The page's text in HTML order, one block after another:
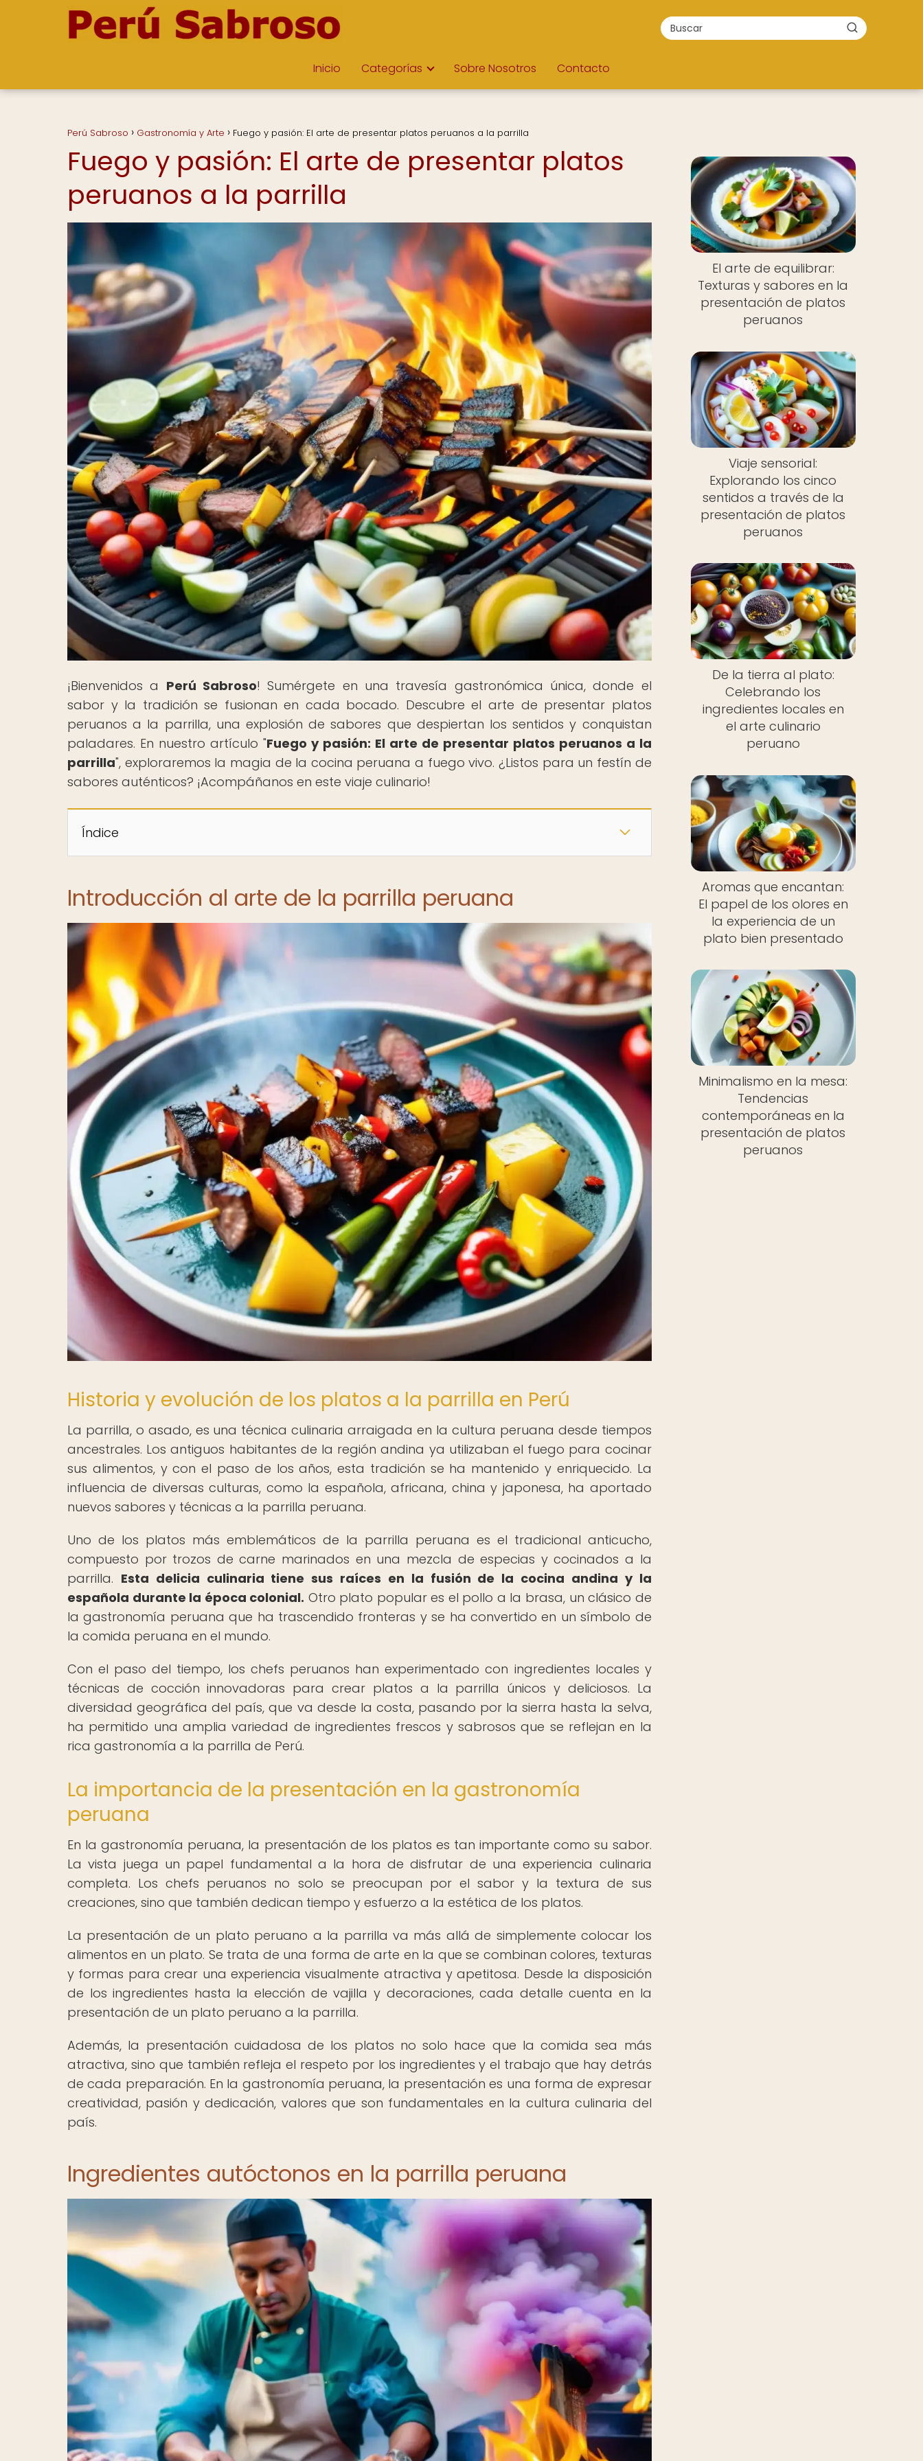
Inicio Categorías Sobre Nosotros Contacto
Perú Sabroso Gastronomía y Arte Fuego y pasión: El arte de presentar platos peruanos a la parrilla
Fuego y pasión: El arte de presentar platos
peruanos a la parrilla
¡Bienvenidos a Perú Sabroso! Sumérgete en una travesía gastronómica única, donde el
sabor y la tradición se fusionan en cada bocado. Descubre el arte de presentar platos
peruanos a la parrilla, una explosión de sabores que despiertan los sentidos y conquistan
paladares. En nuestro artículo "Fuego y pasión: El arte de presentar platos peruanos a la
parrilla", exploraremos la magia de la cocina peruana a fuego vivo. ¿Listos para un festín de
sabores auténticos? ¡Acompáñanos en este viaje culinario!
Índice
Introducción al arte de la parrilla peruana
Historia y evolución de los platos a la parrilla en Perú
La parrilla, o asado, es una técnica culinaria arraigada en la cultura peruana desde tiempos
ancestrales. Los antiguos habitantes de la región andina ya utilizaban el fuego para cocinar
sus alimentos, y con el paso de los años, esta tradición se ha mantenido y enriquecido. La
influencia de diversas culturas, como la española, africana, china y japonesa, ha aportado
nuevos sabores y técnicas a la parrilla peruana.
Uno de los platos más emblemáticos de la parrilla peruana es el tradicional anticucho,
compuesto por trozos de carne marinados en una mezcla de especias y cocinados a la
parrilla. Esta delicia culinaria tiene sus raíces en la fusión de la cocina andina y la
española durante la época colonial. Otro plato popular es el pollo a la brasa, un clásico de
la gastronomía peruana que ha trascendido fronteras y se ha convertido en un símbolo de
la comida peruana en el mundo.
Con el paso del tiempo, los chefs peruanos han experimentado con ingredientes locales y
técnicas de cocción innovadoras para crear platos a la parrilla únicos y deliciosos. La
diversidad geográfica del país, que va desde la costa, pasando por la sierra hasta la selva,
ha permitido una amplia variedad de ingredientes frescos y sabrosos que se reflejan en la
rica gastronomía a la parrilla de Perú.
La importancia de la presentación en la gastronomía
peruana
En la gastronomía peruana, la presentación de los platos es tan importante como su sabor.
La vista juega un papel fundamental a la hora de disfrutar de una experiencia culinaria
completa. Los chefs peruanos no solo se preocupan por el sabor y la textura de sus
creaciones, sino que también dedican tiempo y esfuerzo a la estética de los platos.
La presentación de un plato peruano a la parrilla va más allá de simplemente colocar los
alimentos en un plato. Se trata de una forma de arte en la que se combinan colores, texturas
y formas para crear una experiencia visualmente atractiva y apetitosa. Desde la disposición
de los ingredientes hasta la elección de vajilla y decoraciones, cada detalle cuenta en la
presentación de un plato peruano a la parrilla.
Además, la presentación cuidadosa de los platos no solo hace que la comida sea más
atractiva, sino que también refleja el respeto por los ingredientes y el trabajo que hay detrás
de cada preparación. En la gastronomía peruana, la presentación es una forma de expresar
creatividad, pasión y dedicación, valores que son fundamentales en la cultura culinaria del
país.
Ingredientes autóctonos en la parrilla peruana
El arte de equilibrar:
Texturas y sabores en la
presentación de platos
peruanos
Viaje sensorial:
Explorando los cinco
sentidos a través de la
presentación de platos
peruanos
De la tierra al plato:
Celebrando los
ingredientes locales en
el arte culinario
peruano
Aromas que encantan:
El papel de los olores en
la experiencia de un
plato bien presentado
Minimalismo en la mesa:
Tendencias
contemporáneas en la
presentación de platos
peruanos